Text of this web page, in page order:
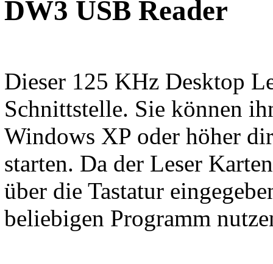
DW3 USB Reader
Dieser 125 KHz Desktop
Schnittstelle. Sie können
Windows XP oder höher
starten. Da der Leser
über die Tastatur
beliebigen Programm